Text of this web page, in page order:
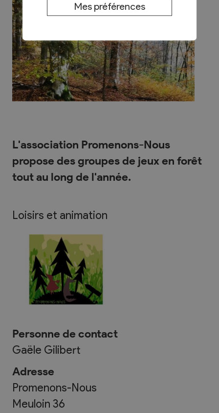
L'association Promenons-Nous
propose des groupes de jeux en forêt
tout au long de l'année.
Loisirs et animation
Personne de contact
Gaële Gilibert
Adresse
Promenons-Nous
Meuloin 36
Mes préférences